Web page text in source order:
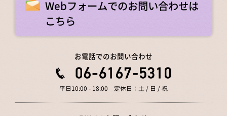
Webフォームでのお問い合わせは
こちら
お電話でのお問い合わせ
平日10:00 - 18:00 定休日：土 / 日 / 祝